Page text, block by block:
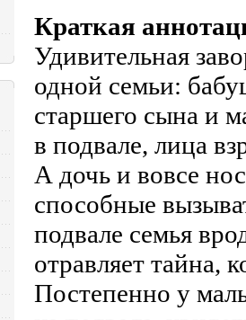
Краткая
Удивительная
одной семьи:
старшего сына и
в подвале, лица
А дочь и вовсе
способные
подвале семья
отравляет тайна,
Постепенно у